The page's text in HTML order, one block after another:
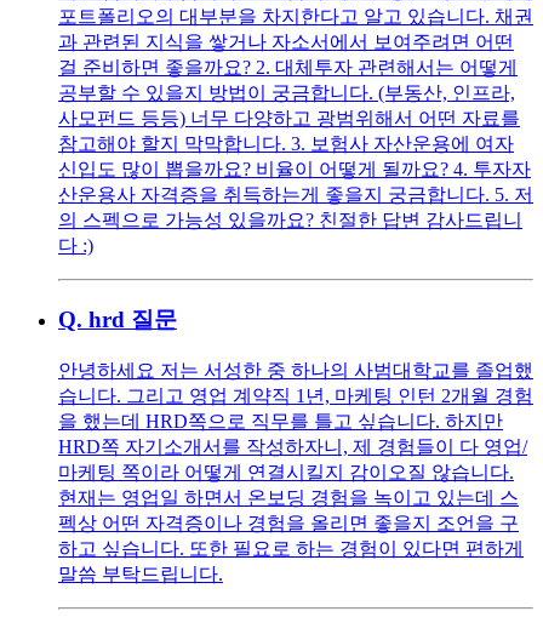
포트폴리오의 대부분을 차지한다고 알고 있습니다. 채권
과 관련된 지식을 쌓거나 자소서에서 보여주려면 어떤
걸 준비하면 좋을까요? 2. 대체투자 관련해서는 어떻게
공부할 수 있을지 방법이 궁금합니다. (부동산, 인프라,
사모펀드 등등) 너무 다양하고 광범위해서 어떤 자료를
참고해야 할지 막막합니다. 3. 보험사 자산운용에 여자
신입도 많이 뽑을까요? 비율이 어떻게 될까요? 4. 투자자
산운용사 자격증을 취득하는게 좋을지 궁금합니다. 5. 저
의 스펙으로 가능성 있을까요? 친절한 답변 감사드립니
다 :)
Q. hrd 질문
안녕하세요 저는 서성한 중 하나의 사범대학교를 졸업했
습니다. 그리고 영업 계약직 1년, 마케팅 인턴 2개월 경험
을 했는데 HRD쪽으로 직무를 틀고 싶습니다. 하지만
HRD쪽 자기소개서를 작성하자니, 제 경험들이 다 영업/
마케팅 쪽이라 어떻게 연결시킬지 감이오질 않습니다.
현재는 영업일 하면서 온보딩 경험을 녹이고 있는데 스
펙상 어떤 자격증이나 경험을 올리면 좋을지 조언을 구
하고 싶습니다. 또한 필요로 하는 경험이 있다면 편하게
말씀 부탁드립니다.